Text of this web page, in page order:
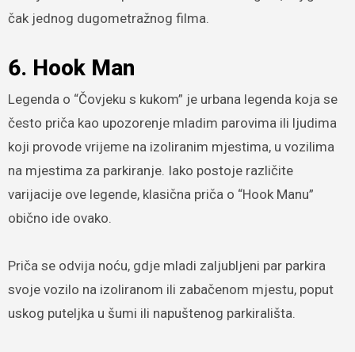
čak jednog dugometražnog filma.
6. Hook Man
Legenda o “Čovjeku s kukom” je urbana legenda koja se
često priča kao upozorenje mladim parovima ili ljudima
koji provode vrijeme na izoliranim mjestima, u vozilima
na mjestima za parkiranje. Iako postoje različite
varijacije ove legende, klasična priča o “Hook Manu”
obično ide ovako.
Priča se odvija noću, gdje mladi zaljubljeni par parkira
svoje vozilo na izoliranom ili zabačenom mjestu, poput
uskog puteljka u šumi ili napuštenog parkirališta.